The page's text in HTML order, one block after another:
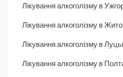
Лікування алкоголізму в
Лікування алкоголізму в
Лікування алкоголізму в
Лікування алкоголізму в